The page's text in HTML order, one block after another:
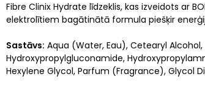
Fibre Clinix Hydrate līdzeklis, kas izveidots ar
elektrolītiem bagātinātā formula piešķir
Sastāvs: Aqua (Water, Eau), Cetearyl
Hydroxypropylgluconamide,
Hexylene Glycol, Parfum (Fragrance), Glycol